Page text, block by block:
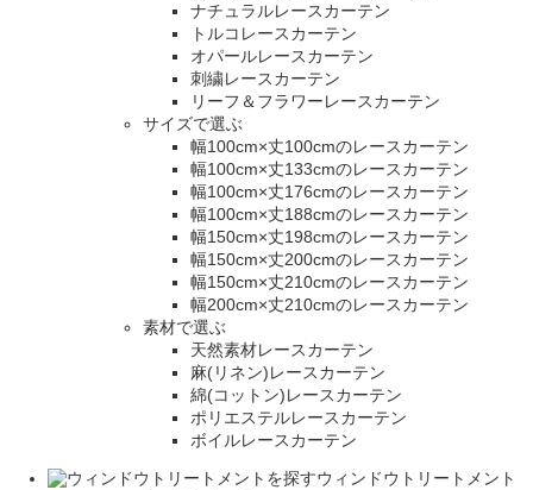
ナチュラルレースカーテン
トルコレースカーテン
オパールレースカーテン
刺繍レースカーテン
リーフ＆フラワーレースカーテン
サイズで選ぶ
幅100cm×丈100cmのレースカーテン
幅100cm×丈133cmのレースカーテン
幅100cm×丈176cmのレースカーテン
幅100cm×丈188cmのレースカーテン
幅150cm×丈198cmのレースカーテン
幅150cm×丈200cmのレースカーテン
幅150cm×丈210cmのレースカーテン
幅200cm×丈210cmのレースカーテン
素材で選ぶ
天然素材レースカーテン
麻(リネン)レースカーテン
綿(コットン)レースカーテン
ポリエステルレースカーテン
ボイルレースカーテン
ウィンドウトリートメント